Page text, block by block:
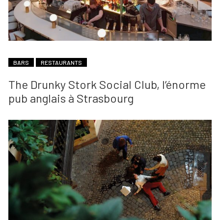
BARS RESTAURANTS
The Drunky Stork Social Club, l’énorme
pub anglais à Strasbourg